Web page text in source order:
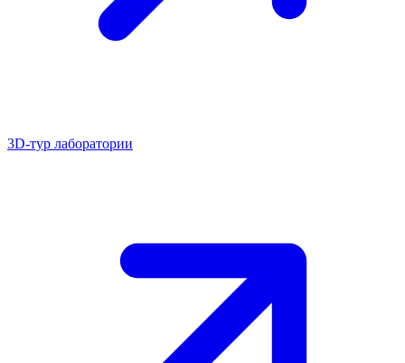
3D-тур лаборатории